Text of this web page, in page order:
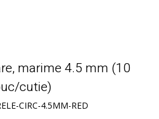
marime 4.5 mm (10
cutie)
CIRC-4.5MM-RED